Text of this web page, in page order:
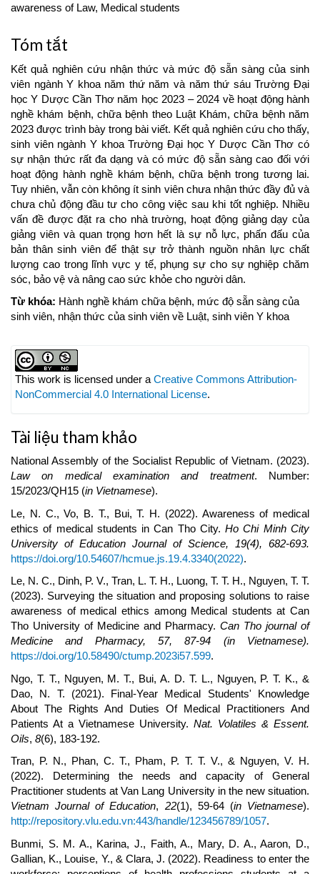
awareness of Law, Medical students
Tóm tắt
Kết quả nghiên cứu nhận thức và mức độ sẵn sàng của sinh
viên ngành Y khoa năm thứ năm và năm thứ sáu Trường Đại
học Y Dược Cần Thơ năm học 2023 – 2024 về hoạt động hành
nghề khám bệnh, chữa bệnh theo Luật Khám, chữa bệnh năm
2023 được trình bày trong bài viết. Kết quả nghiên cứu cho thấy,
sinh viên ngành Y khoa Trường Đại học Y Dược Cần Thơ có
sự nhận thức rất đa dạng và có mức độ sẵn sàng cao đối với
hoạt động hành nghề khám bệnh, chữa bệnh trong tương lai.
Tuy nhiên, vẫn còn không ít sinh viên chưa nhận thức đầy đủ và
chưa chủ động đầu tư cho công việc sau khi tốt nghiệp. Nhiều
vấn đề được đặt ra cho nhà trường, hoạt động giảng dạy của
giảng viên và quan trọng hơn hết là sự nỗ lực, phấn đấu của
bản thân sinh viên để thật sự trở thành nguồn nhân lực chất
lượng cao trong lĩnh vực y tế, phụng sự cho sự nghiệp chăm
sóc, bảo vệ và nâng cao sức khỏe cho người dân.
Từ khóa: Hành nghề khám chữa bệnh, mức độ sẵn sàng của
sinh viên, nhận thức của sinh viên về Luật, sinh viên Y khoa
Article
Details
This work is licensed under a Creative Commons Attribution-
NonCommercial 4.0 International License.
Tài liệu tham khảo
National Assembly of the Socialist Republic of Vietnam. (2023).
Law on medical examination and treatment. Number:
15/2023/QH15 (in Vietnamese).
Le, N. C., Vo, B. T., Bui, T. H. (2022). Awareness of medical
ethics of medical students in Can Tho City.Ho Chi Minh City
University of Education Journal of Science, 19(4), 682-693.
https://doi.org/10.54607/hcmue.js.19.4.3340(2022).
Le, N. C., Dinh, P. V., Tran, L. T. H., Luong, T. T. H., Nguyen, T. T.
(2023). Surveying the situation and proposing solutions to raise
awareness of medical ethics among Medical students at Can
Tho University of Medicine and Pharmacy. Can Tho journal of
Medicine and Pharmacy, 57, 87-94 (in Vietnamese).
https://doi.org/10.58490/ctump.2023i57.599.
Ngo, T. T., Nguyen, M. T., Bui, A. D. T. L., Nguyen, P. T. K., &
Dao, N. T. (2021). Final-Year Medical Students' Knowledge
About The Rights And Duties Of Medical Practitioners And
Patients At a Vietnamese University. Nat. Volatiles & Essent.
Oils, 8(6), 183-192.
Tran, P. N., Phan, C. T., Pham, P. T. T. V., & Nguyen, V. H.
(2022). Determining the needs and capacity of General
Practitioner students at Van Lang University in the new situation.
Vietnam Journal of Education, 22(1), 59-64 (in Vietnamese).
http://repository.vlu.edu.vn:443/handle/123456789/1057.
Bunmi, S. M. A., Karina, J., Faith, A., Mary, D. A., Aaron, D.,
Gallian, K., Louise, Y., & Clara, J. (2022). Readiness to enter the